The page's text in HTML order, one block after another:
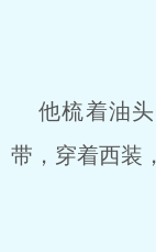
他梳着油头
带，穿着西装